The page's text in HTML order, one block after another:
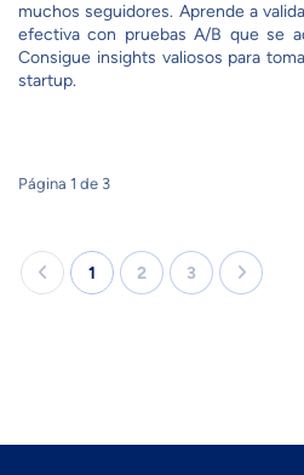
muchos seguidores. Aprende a
efectiva con pruebas A/B que se
Consigue insights valiosos para
startup.
Página 1 de 3
1 2 3